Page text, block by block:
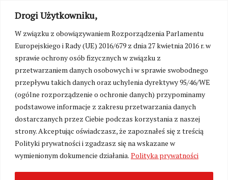
Drogi Użytkowniku,
W związku z obowiązywaniem Rozporządzenia Parlamentu
Europejskiego i Rady (UE) 2016/679 z dnia 27 kwietnia 2016 r. w
sprawie ochrony osób fizycznych w związku z
przetwarzaniem danych osobowych i w sprawie swobodnego
przepływu takich danych oraz uchylenia dyrektywy 95/46/WE
(ogólne rozporządzenie o ochronie danych) przypominamy
podstawowe informacje z zakresu przetwarzania danych
dostarczanych przez Ciebie podczas korzystania z naszej
strony. Akceptując oświadczasz, że zapoznałeś się z treścią
Polityki prywatności i zgadzasz się na wskazane w
wymienionym dokumencie działania. Polityka prywatności
Zmień ustawienia cookies